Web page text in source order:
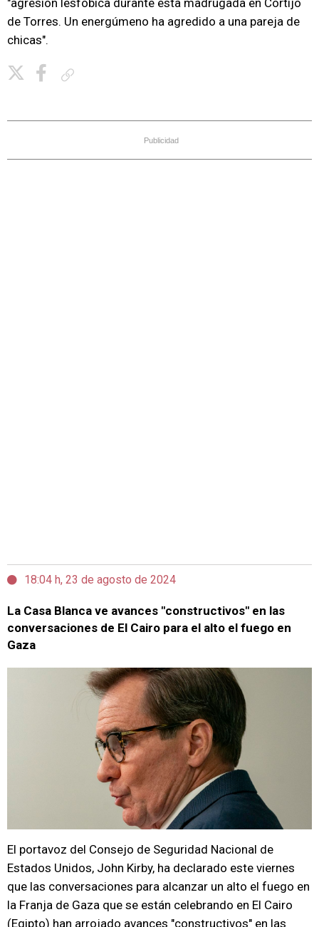
"agresión lesfóbica durante esta madrugada en Cortijo
de Torres. Un energúmeno ha agredido a una pareja de
chicas".
Publicidad
18:04 h, 23 de agosto de 2024
La Casa Blanca ve avances "constructivos" en las
conversaciones de El Cairo para el alto el fuego en
Gaza
El portavoz del Consejo de Seguridad Nacional de
Estados Unidos, John Kirby, ha declarado este viernes
que las conversaciones para alcanzar un alto el fuego en
la Franja de Gaza que se están celebrando en El Cairo
(Egipto) han arrojado avances "constructivos" en las